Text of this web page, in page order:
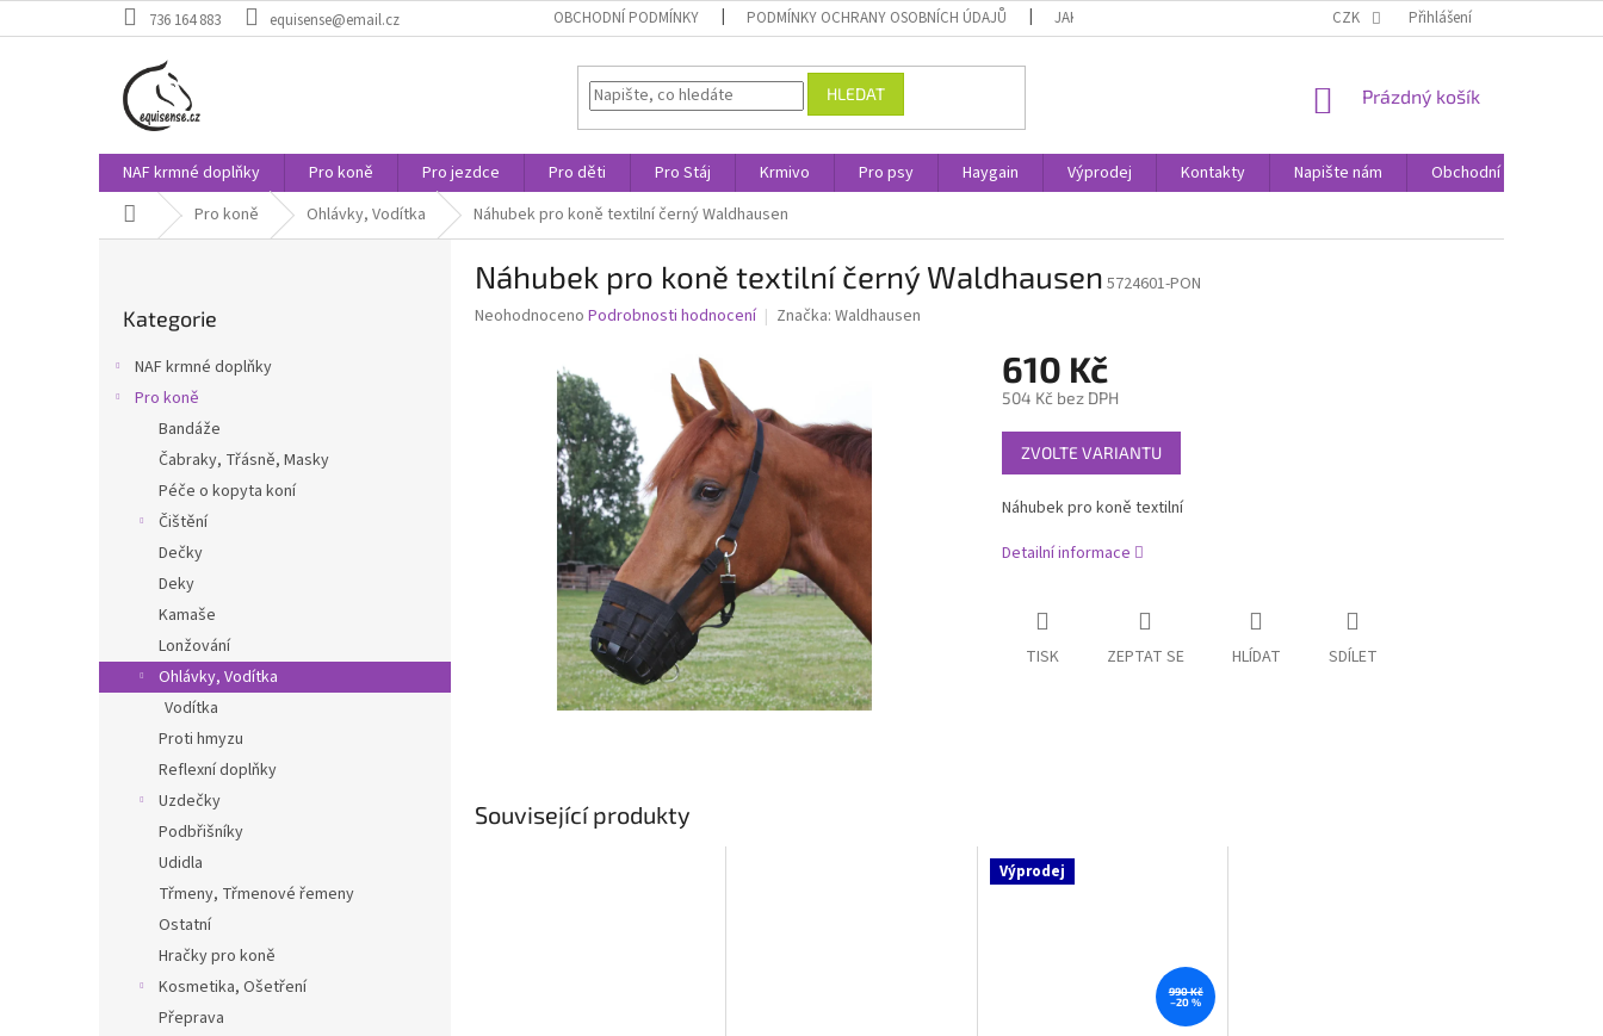
na
736 164 883 equisense@email.cz OBCHODNÍ PODMÍNKY PODMÍNKY OCHRANY OSOBNÍCH ÚDAJŮ JAK NAKUPOVAT CZK Přihlášení
HLEDAT
NÁKUPNÍ
Prázdný košík
NAF krmné doplňky Pro koně Pro jezdce Pro děti Pro Stáj Krmivo Pro psy Haygain Výprodej Kontakty Napište nám
Obchodní podmínky
Domů Pro koně Ohlávky, Vodítka Náhubek pro koně textilní černý Waldhausen
kategorie
Kategorie
NAF krmné doplňky
Pro koně
Bandáže
Čabraky, Třásně, Masky
Péče o kopyta koní
Čištění
Dečky
Deky
Kamaše
Lonžování
Ohlávky, Vodítka
Vodítka
Proti hmyzu
Reflexní doplňky
Uzdečky
Podbřišníky
Udidla
Třmeny, Třmenové řemeny
Ostatní
Hračky pro koně
Kosmetika, Ošetření
Přeprava
Náhubek pro koně textilní černý Waldhausen 5724601-PON
Průměrné
Neohodnoceno Podrobnosti hodnocení Značka: Waldhausen
610 Kč
504 Kč bez DPH
Měrná
cena:
ZVOLTE VARIANTU
Náhubek pro koně textilní
Detailní informace
TISK ZEPTAT SE HLÍDAT SDÍLET
Související produkty
Výprodej
990 Kč
–20 %